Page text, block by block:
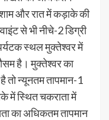
और रात में कड़ाके की
से भी नीचे-2 डिग्री
स्थल मुक्तेश्वर में
है। मुक्तेश्वर का
तो न्यूनतम तापमान-1
में स्थित चकराता में
का अधिकतम तापमान